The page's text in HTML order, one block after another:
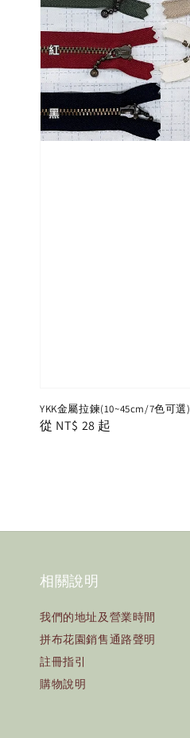
YKK金屬拉鍊(10~45cm/7色可選)
Regular
從 NT$ 28 起
相關說明
我們的地址及營業時間
拼布花園銷售通路聲明
註冊指引
購物說明